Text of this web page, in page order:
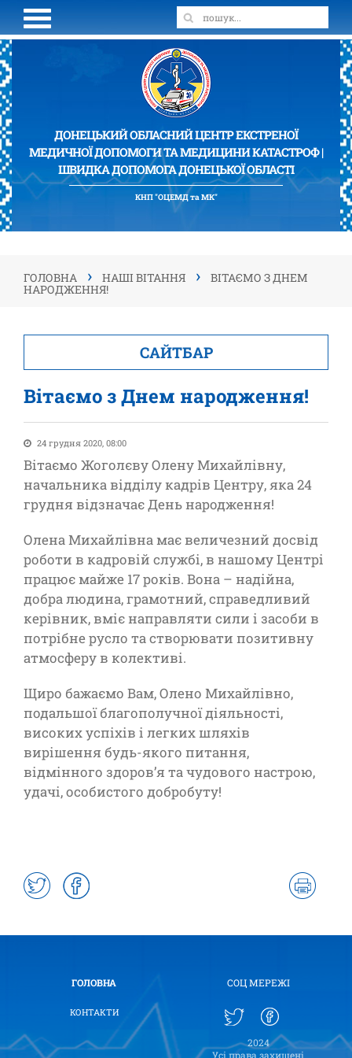
ДОНЕЦЬКИЙ ОБЛАСНИЙ ЦЕНТР ЕКСТРЕНОЇ
МЕДИЧНОЇ ДОПОМОГИ ТА МЕДИЦИНИ КАТАСТРОФ |
ШВИДКА ДОПОМОГА ДОНЕЦЬКОЇ ОБЛАСТІ
КНП "ОЦЕМД та МК"
ГОЛОВНА › НАШІ ВІТАННЯ › ВІТАЄМО З ДНЕМ
НАРОДЖЕННЯ!
САЙТБАР
Вітаємо з Днем народження!
24 грудня 2020, 08:00
Вітаємо Жоголєву Олену Михайлівну,
начальника відділу кадрів Центру, яка 24
грудня відзначає День народження!
Олена Михайлівна має величезний досвід
роботи в кадровій службі, в нашому Центрі
працює майже 17 років. Вона – надійна,
добра людина, грамотний, справедливий
керівник, вміє направляти сили і засоби в
потрібне русло та створювати позитивну
атмосферу в колективі.
Щиро бажаємо Вам, Олено Михайлівно,
подальшої благополучної діяльності,
високих успіхів і легких шляхів
вирішення будь-якого питання,
відмінного здоров’я та чудового настрою,
удачі, особистого добробуту!
ГОЛОВНА
КОНТАКТИ
СОЦ МЕРЕЖІ
2024
Усі права захищені